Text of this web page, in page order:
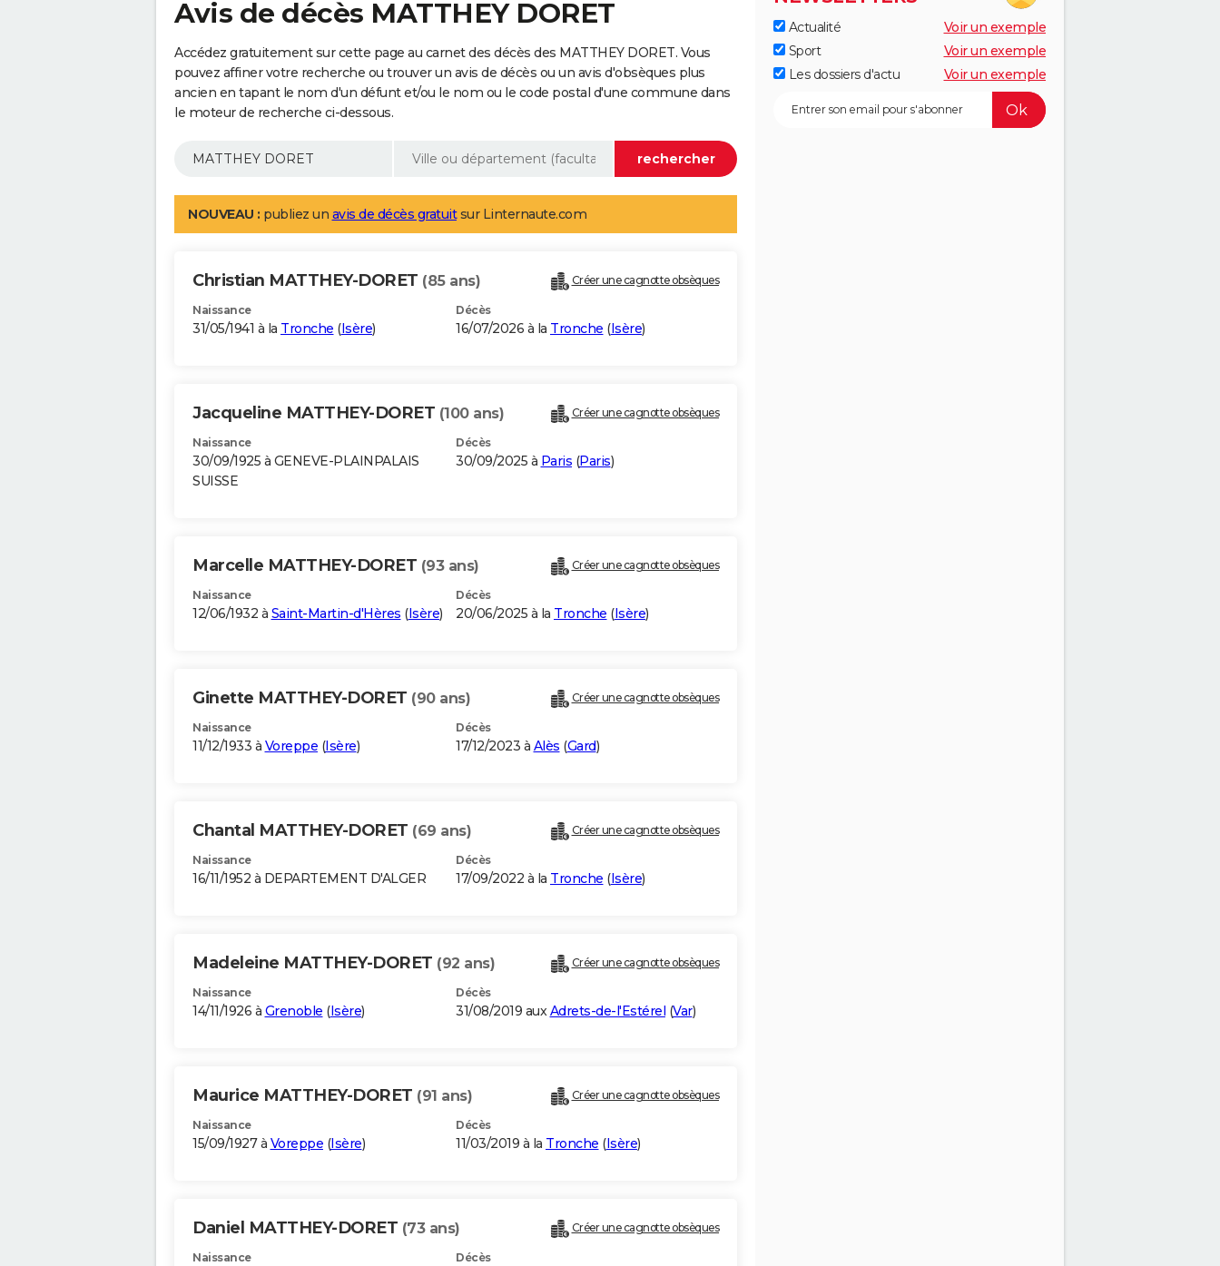
Avis de décès MATTHEY DORET
Accédez gratuitement sur cette page au carnet des décès des MATTHEY DORET. Vous
pouvez affiner votre recherche ou trouver un avis de décès ou un avis d'obsèques plus
ancien en tapant le nom d'un défunt et/ou le nom ou le code postal d'une commune dans
le moteur de recherche ci-dessous.
NOUVEAU : publiez un avis de décès gratuitsur Linternaute.com
Christian MATTHEY-DORET (85 ans) Créer une cagnotte obsèques
Naissance
31/05/1941 à la Tronche (Isère)
Décès
16/07/2026 à la Tronche (Isère)
Jacqueline MATTHEY-DORET (100 ans) Créer une cagnotte obsèques
Naissance
30/09/1925 à GENEVE-PLAINPALAIS
SUISSE
Décès
30/09/2025 à Paris (Paris)
Marcelle MATTHEY-DORET (93 ans) Créer une cagnotte obsèques
Naissance
12/06/1932 à Saint-Martin-d'Hères (Isère)
Décès
20/06/2025 à la Tronche (Isère)
Ginette MATTHEY-DORET (90 ans) Créer une cagnotte obsèques
Naissance
11/12/1933 à Voreppe (Isère)
Décès
17/12/2023 à Alès (Gard)
Chantal MATTHEY-DORET (69 ans) Créer une cagnotte obsèques
Naissance
16/11/1952 à DEPARTEMENT D'ALGER
Décès
17/09/2022 à la Tronche (Isère)
Madeleine MATTHEY-DORET (92 ans) Créer une cagnotte obsèques
Naissance
14/11/1926 à Grenoble (Isère)
Décès
31/08/2019 auxAdrets-de-l'Estérel (Var)
Maurice MATTHEY-DORET (91 ans) Créer une cagnotte obsèques
Naissance
15/09/1927 à Voreppe (Isère)
Décès
11/03/2019 à la Tronche (Isère)
Daniel MATTHEY-DORET (73 ans) Créer une cagnotte obsèques
Naissance Décès
Actualité
Voir un exemple
Sport
Voir un exemple
Les dossiers d'actu
Voir un exemple